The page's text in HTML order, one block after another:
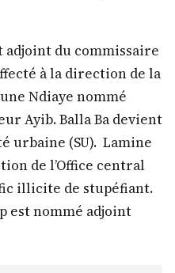
adjoint du commissaire
à la direction de la
Ndiaye nommé
Ayib. Balla Ba devient
urbaine (SU). Lamine
de l’Office central
illicite de stupéfiant.
est nommé adjoint